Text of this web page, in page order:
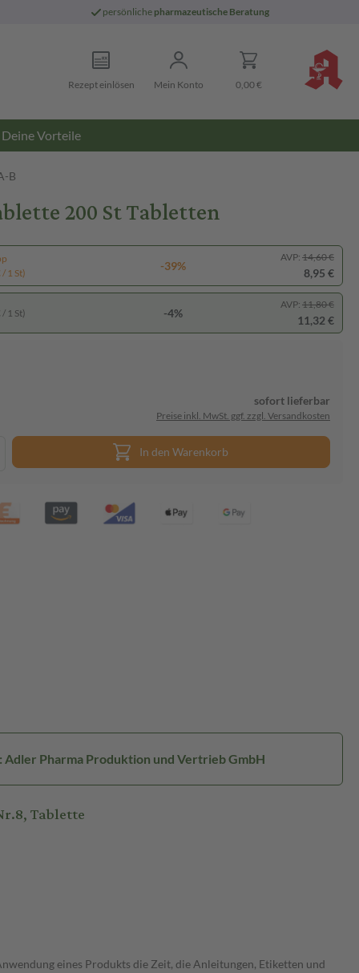
persönliche pharmazeutische Beratung
Rezept einlösen Mein Konto 0,00 €
Deine Vorteile
B
200 St Tabletten
1 St)
-39%
AVP: 14,60 €
8,95 €
1 St) -4%
AVP: 11,80 €
11,32 €
sofort lieferbar
Preise inkl. MwSt. ggf. zzgl. Versandkosten
In den Warenkorb
Pharma Produktion und Vertrieb GmbH
Tablette
eines Produkts die Zeit, die Anleitungen, Etiketten und